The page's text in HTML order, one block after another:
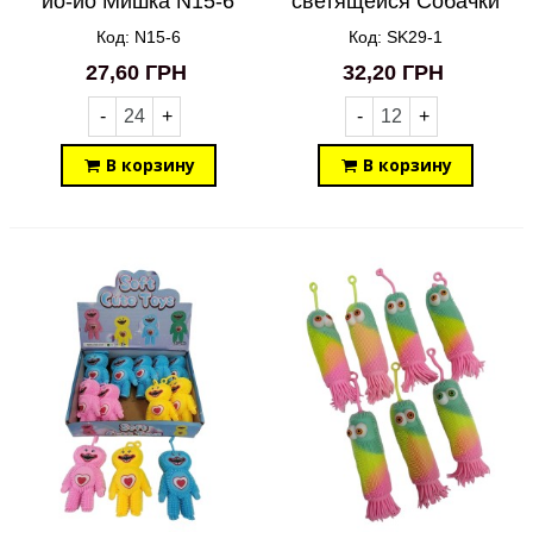
Код: N15-6
27,60 ГРН
- +
В корзину
SK29-1
Код: SK29-1
32,20 ГРН
- +
В корзину